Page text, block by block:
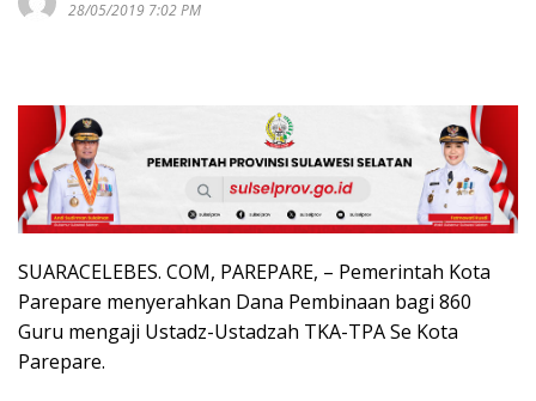
28/05/2019 7:02 PM
SUARACELEBES. COM, PAREPARE, – Pemerintah Kota
Parepare menyerahkan Dana Pembinaan bagi 860
Guru mengaji Ustadz-Ustadzah TKA-TPA Se Kota
Parepare.